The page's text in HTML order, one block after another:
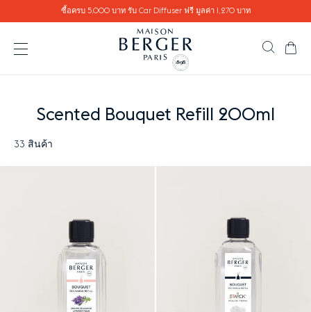
Go directly to contentซื้อครบ 5,000 บาท รับ Car Diffuser ฟรี มูลค่า 1,270 บาท
เปิดเมนู ค้นหา
Scented Bouquet Refill 200ml
33 สินค้า